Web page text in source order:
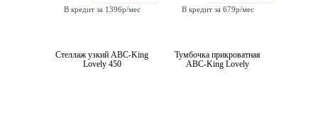
В кредит за 1396р/мес В кредит за 679р/мес
Стеллаж узкий ABC-King
Lovely 450
Тумбочка прикроватная
ABC-King Lovely